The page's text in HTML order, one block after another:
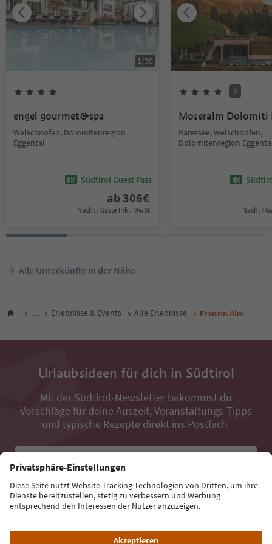
1/30
engel gourmet&spa
Welschnofen, Dolomitenregion
Eggental
Südtirol Guest Pass
ab 306€
Nacht / Gäste Inkl. MwSt.
S
Moseralm Dolomiti
Karersee, Welschnofen,
Dolomitenregion
Nacht /
Alle Unterkünfte in der Nähe
... Erlebnisse & Events Alle Erlebnisse Franzin Alm
Urlaubsideen für dich in Südtirol
Mit der Südtirol-Newsletter bekommst du
Vorschläge für deine Auszeit, Veranstaltungs-Tipps
und typische Rezepte direkt ins Postfach.
Jetzt anmelden